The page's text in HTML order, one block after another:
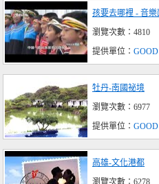
孩要去哪裡 - 音
瀏覽次數：4810
提供單位：
牡丹-南國祕境
瀏覽次數：6977
提供單位：
高雄-文化港都
瀏覽次數：6278